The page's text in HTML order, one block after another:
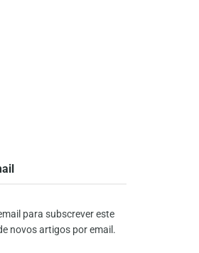
para subscrever este
novos artigos por email.